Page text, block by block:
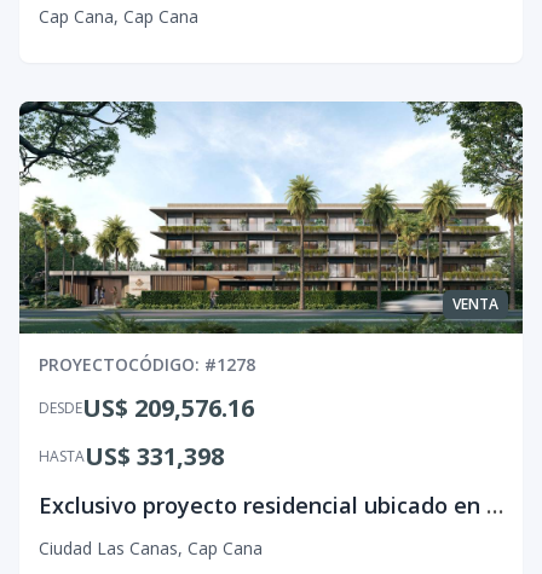
Cap Cana, Cap Cana
VENTA
PROYECTOCÓDIGO: #1278
DESDEUS$ 209,576.16
HASTAUS$ 331,398
Exclusivo proyecto residencial ubicado en Las Canas, Cap Cana
Ciudad Las Canas, Cap Cana